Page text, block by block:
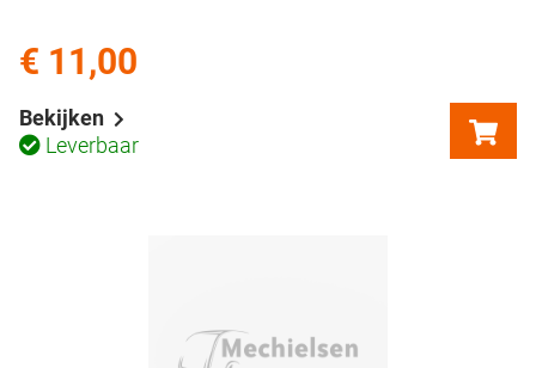
Bekijken
Leverbaar
€ 11,00